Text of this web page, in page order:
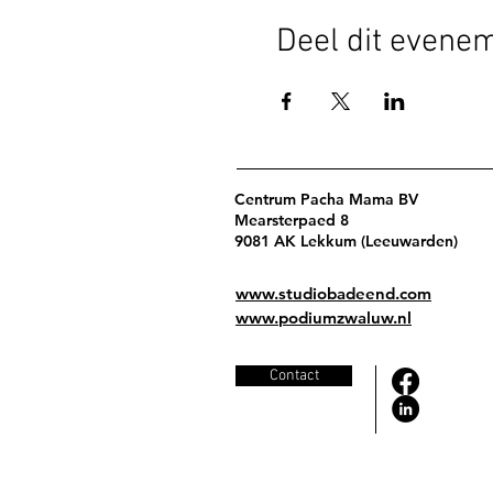
Deel dit
Centrum Pacha Mama BV
Mearsterpaed 8
9081 AK Lekkum (Leeuwarden)
www.studiobadeend.com
www.podiumzwaluw.nl
Contact